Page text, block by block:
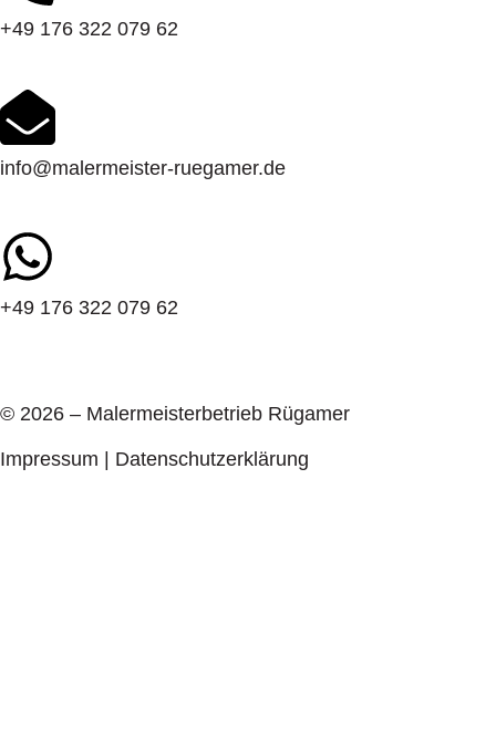
+49 176 322 079 62
info@malermeister-ruegamer.de
+49 176 322 079 62
© 2026 – Malermeisterbetrieb Rügamer
Impressum Datenschutzerklärung